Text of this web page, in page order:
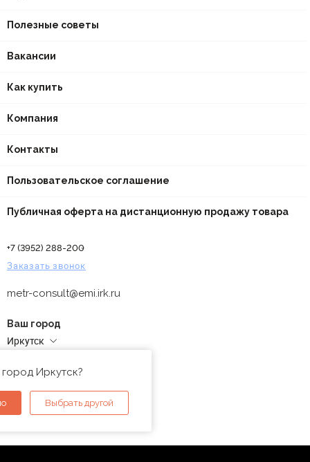
Полезные советы
Вакансии
Как купить
Компания
Контакты
Пользовательское соглашение
Публичная оферта на дистанционную продажу товара
+7 (3952) 288-200
Заказать звонок
metr-consult@emi.irk.ru
Ваш город
Иркутск
Иркутск?
Выбрать другой